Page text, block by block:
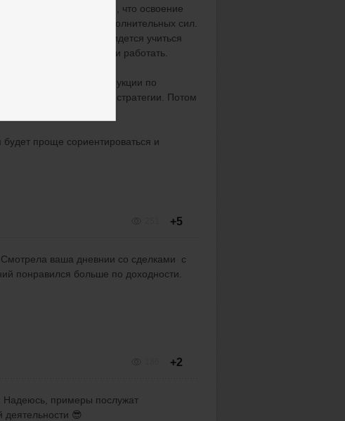
возьмусь, но скажу одно, что освоение
внимания и дополнительных сил.
— с ней тоже придется учиться
учиться, ошибаться и работать.
будут инструкции по
и рискованные стратегии. Потом
проще сориентироваться и
+5
ваша дневнии со сделками с
понравился больше по доходности.
+2
Надеюсь, примеры послужат
😎